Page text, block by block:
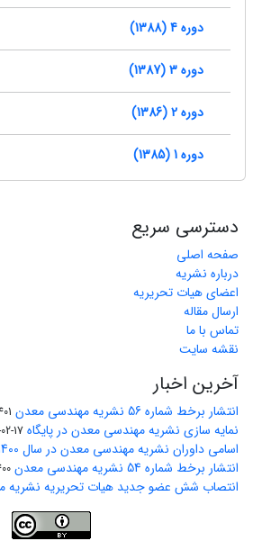
دوره 4 (1388)
دوره 3 (1387)
دوره 2 (1386)
دوره 1 (1385)
دسترسی سریع
صفحه اصلی
درباره نشریه
اعضای هیات تحریریه
ارسال مقاله
تماس با ما
نقشه سایت
آخرین اخبار
انتشار برخط شماره 56 نشریه مهندسی معدن 31
نمایه سازی نشریه مهندسی معدن در پایگاه Research Bib 17
اسامی داوران نشریه مهندسی معدن در سال 1400
انتشار برخط شماره 54 نشریه مهندسی معدن 17
انتصاب شش عضو جدید هیات تحریریه نشریه